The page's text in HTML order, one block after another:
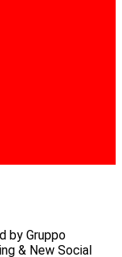
by Gruppo
& New Social